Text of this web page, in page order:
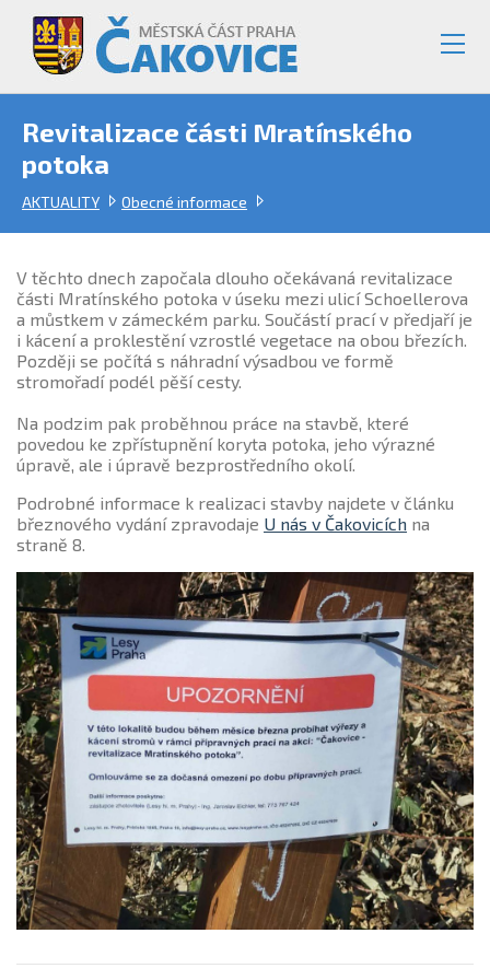
Revitalizace části Mratínského
potoka
AKTUALITY Obecné informace
V těchto dnech započala dlouho očekávaná revitalizace
části Mratínského potoka v úseku mezi ulicí Schoellerova
a můstkem v zámeckém parku. Součástí prací v předjaří je
i kácení a proklestění vzrostlé vegetace na obou březích.
Později se počítá s náhradní výsadbou ve formě
stromořadí podél pěší cesty.
Na podzim pak proběhnou práce na stavbě, které
povedou ke zpřístupnění koryta potoka, jeho výrazné
úpravě, ale i úpravě bezprostředního okolí.
Podrobné informace k realizaci stavby najdete v článku
březnového vydání zpravodaje U nás v Čakovicích na
straně 8.